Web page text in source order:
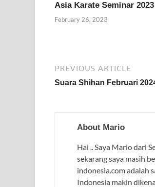
Asia Karate Seminar 2023
February 26, 2023
PREVIOUS ARTICLE
Suara Shihan Februari
About Mario
Hai .. Saya Mario dari
sekarang saya masih
indonesia.com adalah
Indonesia makin